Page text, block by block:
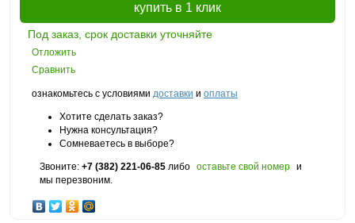
купить в 1 клик
Под заказ, срок доставки уточняйте
Отложить
Сравнить
ознакомьтесь с условиями доставки и оплаты
Хотите сделать заказ?
Нужна консультация?
Сомневаетесь в выборе?
Звоните: +7 (382) 221-06-85 либо оставьте свой номер и
мы перезвоним.